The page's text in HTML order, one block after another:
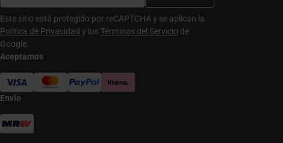
Este sitio está protegido por reCAPTCHA y se aplican la
Política de Privacidad y losTérminos del Servicio de
Google.
Aceptamos
Envío